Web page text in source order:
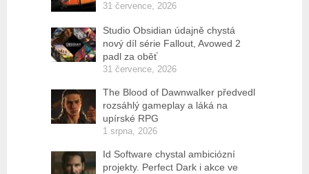
31 července, 2026
Studio Obsidian údajně chystá
nový díl série Fallout, Avowed 2
padl za oběť
31 července, 2026
The Blood of Dawnwalker předvedl
rozsáhlý gameplay a láká na
upírské RPG
1 srpna, 2026
Id Software chystal ambiciózní
projekty. Perfect Dark i akce ve